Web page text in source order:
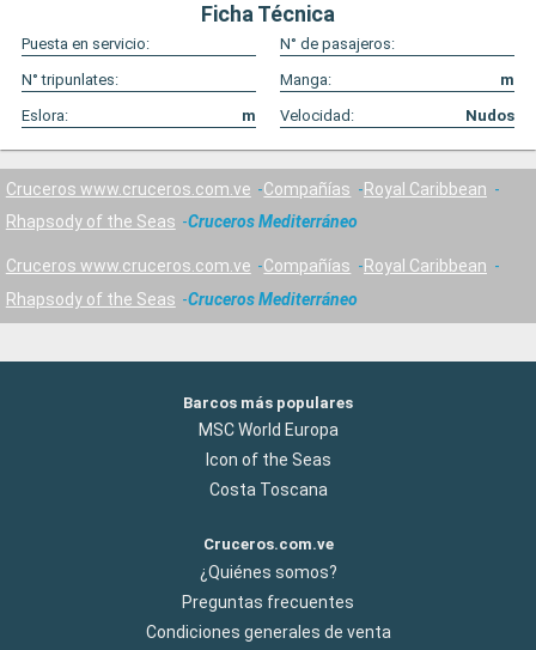
Ficha Técnica
Puesta en servicio:
N° de pasajeros:
N° tripunlates:
Manga:
m
Eslora:
m Velocidad: Nudos
Cruceros www.cruceros.com.ve Compañías
Royal Caribbean
Rhapsody of the Seas
Cruceros Mediterráneo
Cruceros www.cruceros.com.ve Compañías
Royal Caribbean
Rhapsody of the Seas
Cruceros Mediterráneo
Barcos más populares
MSC World Europa
Icon of the Seas
Costa Toscana
Cruceros.com.ve
¿Quiénes somos?
Preguntas frecuentes
Condiciones generales de venta